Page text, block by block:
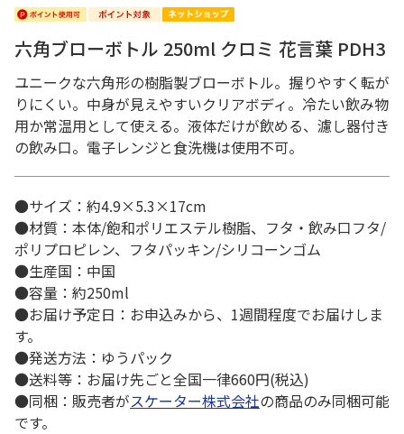
六角ブローボトル 250ml クロミ 花言葉 PDH3
ユニークな六角形の樹脂製ブローボトル。握りやすく転が
りにくい。中身が見えやすいクリアボディ。冷たい飲み物
用か常温用として使える。液体だけが飲める、濾し器付き
の飲み口。電子レンジと食洗機は使用不可。
●サイズ：約4.9×5.3×17cm
●材質：本体/飽和ポリエステル樹脂、フタ・飲み口フタ/
ポリプロピレン、フタパッキン/シリコーンゴム
●生産国：中国
●容量：約250ml
●お届け予定日：お申込みから、1週間程度でお届けしま
す。
●発送方法：ゆうパック
●送料等：お届け先ごと全国一律660円(税込)
●同梱：販売者がスケーター株式会社の商品のみ同梱可能
です。